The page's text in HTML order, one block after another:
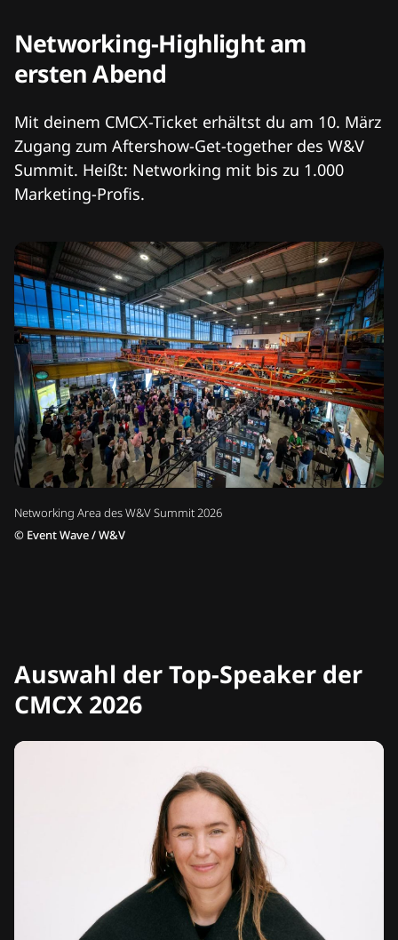
Networking Area des W&V Summit 2026
© Event Wave / W&V
Networking-Highlight am
ersten Abend
Mit deinem CMCX-Ticket erhältst du am 10. März
Zugang zum Aftershow-Get-together des W&V
Summit. Heißt: Networking mit bis zu 1.000
Marketing-Profis.
Auswahl der Top-Speaker der
CMCX 2026